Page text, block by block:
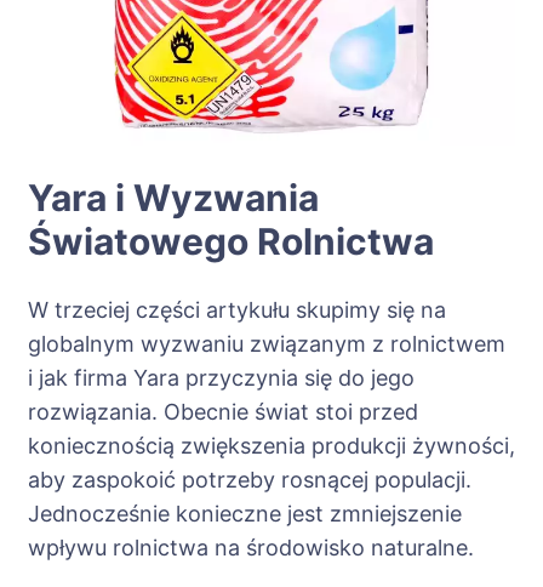
Yara i Wyzwania
Światowego Rolnictwa
W trzeciej części artykułu skupimy się na
globalnym wyzwaniu związanym z rolnictwem
i jak firma Yara przyczynia się do jego
rozwiązania. Obecnie świat stoi przed
koniecznością zwiększenia produkcji żywności,
aby zaspokoić potrzeby rosnącej populacji.
Jednocześnie konieczne jest zmniejszenie
wpływu rolnictwa na środowisko naturalne.